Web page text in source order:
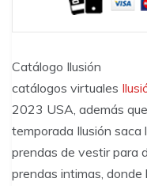
Catálogo Ilusión
catálogos virtuales
2023 USA, además
temporada Ilusión saca
prendas de vestir para
prendas intimas,